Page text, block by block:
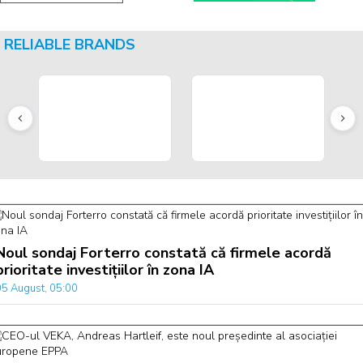
RELIABLE BRANDS
sondaj Forterro constată că firmele acordă
investițiilor în zona IA
August, 05:00